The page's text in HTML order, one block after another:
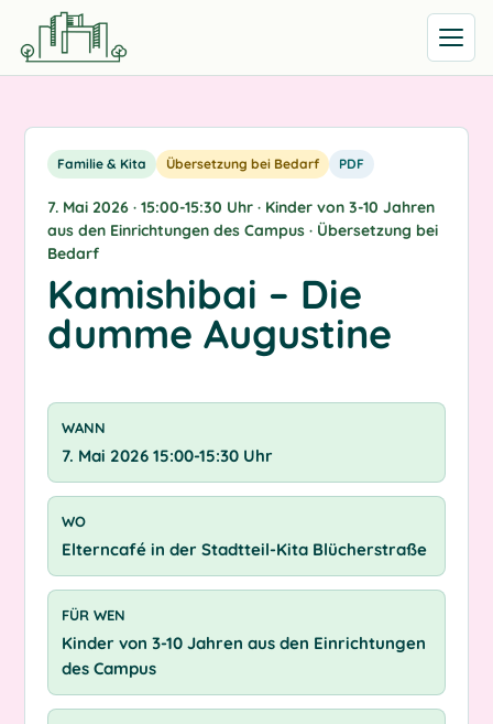
Menü
Familie & Kita Übersetzung bei Bedarf PDF
7. Mai 2026 · 15:00-15:30 Uhr · Kinder von 3-10 Jahren
aus den Einrichtungen des Campus · Übersetzung bei
Bedarf
Kamishibai – Die
dumme Augustine
WANN
7. Mai 2026 15:00-15:30 Uhr
WO
Elterncafé in der Stadtteil-Kita Blücherstraße
FÜR WEN
Kinder von 3-10 Jahren aus den Einrichtungen
des Campus